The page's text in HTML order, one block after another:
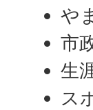
や
市
生
ス